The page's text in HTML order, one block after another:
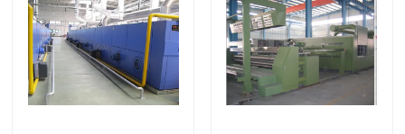
Permintaan Penawaran
Mesin Finishing Stenter